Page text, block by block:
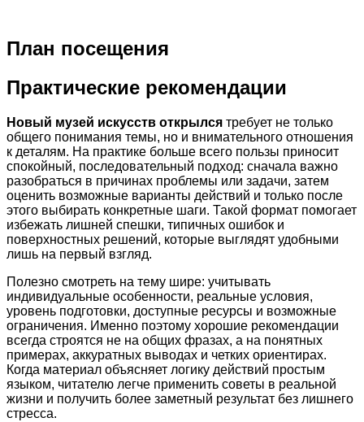
План посещения
Практические рекомендации
Новый музей искусств открылся требует не только
общего понимания темы, но и внимательного отношения
к деталям. На практике больше всего пользы приносит
спокойный, последовательный подход: сначала важно
разобраться в причинах проблемы или задачи, затем
оценить возможные варианты действий и только после
этого выбирать конкретные шаги. Такой формат помогает
избежать лишней спешки, типичных ошибок и
поверхностных решений, которые выглядят удобными
лишь на первый взгляд.
Полезно смотреть на тему шире: учитывать
индивидуальные особенности, реальные условия,
уровень подготовки, доступные ресурсы и возможные
ограничения. Именно поэтому хорошие рекомендации
всегда строятся не на общих фразах, а на понятных
примерах, аккуратных выводах и четких ориентирах.
Когда материал объясняет логику действий простым
языком, читателю легче применить советы в реальной
жизни и получить более заметный результат без лишнего
стресса.